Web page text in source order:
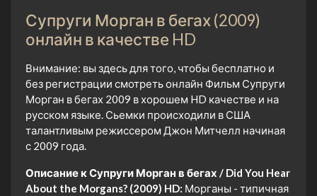
Супруги Морган в бегах (2009)
онлайн в качестве HD
Внимание: вы здесь для того, чтобы бесплатно и
без регистрации смотреть онлайн Фильм Супруги
Морган в бегах 2009 в хорошем HD качестве и на
русском языке. Сьемки происходили в США
талантливым режиссером Джон Митчелл начиная
с 2009 года.
Описание к Супруги Морган в бегах / Did You Hear
About the Morgans? (2009) HD: Морганы - типичная